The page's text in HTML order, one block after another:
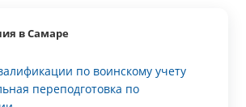
в Самаре
по воинскому учету
переподготовка по